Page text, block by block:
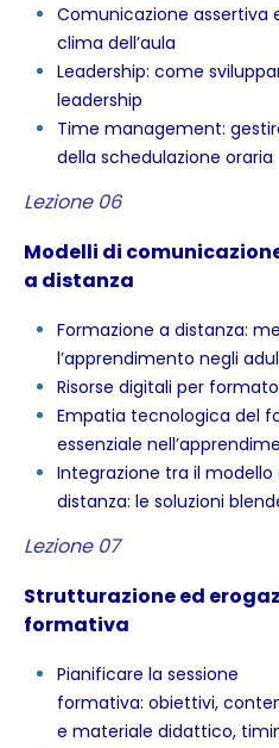
Comunicazione assertiva
clima dell’aula
Leadership: come
leadership
Time management:
della schedulazione oraria
Lezione 06
Modelli di
a distanza
Formazione a distanza:
l’apprendimento negli
Risorse digitali per
Empatia tecnologica del
essenziale
Integrazione tra il
distanza: le soluzioni
Lezione 07
Strutturazione ed
formativa
Pianificare la sessione
formativa: obiettivi,
e materiale didattico,